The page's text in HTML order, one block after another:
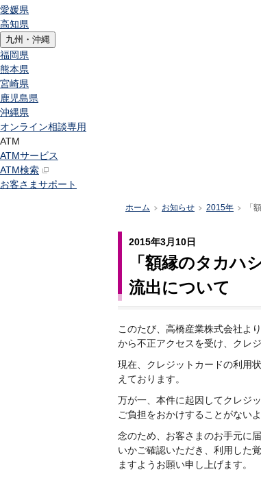
愛媛県
高知県
九州・沖縄
福岡県
熊本県
宮崎県
鹿児島県
沖縄県
オンライン相談専用
ATM
ATMサービス
ATM検索
お客さまサポート
ホーム >お知らせ >2015年 「
2015年3月10日
「額縁のタカ
流出について
このたび、高橋産業株式会社よ
から不正アクセスを受け、クレ
現在、クレジットカードの利用
えております。
万が一、本件に起因してクレジ
ご負担をおかけすることがない
念のため、お客さまのお手元に
いかご確認いただき、利用した
ますようお願い申し上げます。